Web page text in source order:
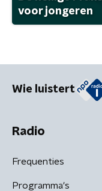
voor jongeren
Wie luistert
Radio
Frequenties
Programma's